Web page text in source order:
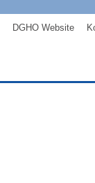
DGHO Website